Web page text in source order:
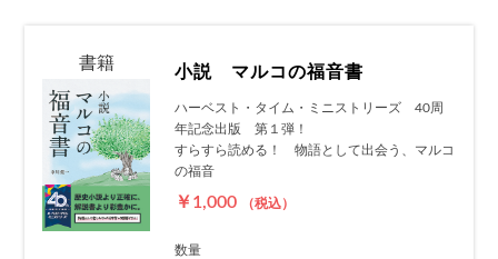
書籍 小説 マルコの福音書
ハーベスト・タイム・ミニストリーズ 40周
年記念出版 第１弾！
すらすら読める！ 物語として出会う、マルコ
の福音
￥1,000 （税込）
数量